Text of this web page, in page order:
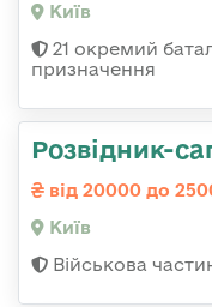
Київ
21 окремий
призначення
Розвідник-
від 20000 до
Київ
Військова